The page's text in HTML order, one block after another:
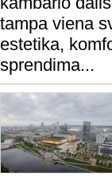
tampa viena
estetika,
sprendima...